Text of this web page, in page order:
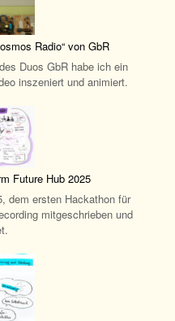
Radio“ von GbR
Duos GbR habe ich ein
inszeniert und animiert.
Future Hub 2025
dem ersten Hackathon für
mitgeschrieben und